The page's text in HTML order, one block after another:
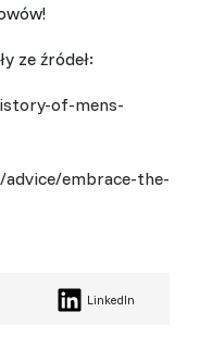
ze źródeł:
of-mens-
embrace-the-
LinkedIn